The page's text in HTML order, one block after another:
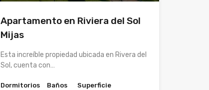
Apartamento en Riviera del Sol
Mijas
Esta increíble propiedad ubicada en Rivera del
Sol, cuenta con…
Dormitorios
Baños
Superficie